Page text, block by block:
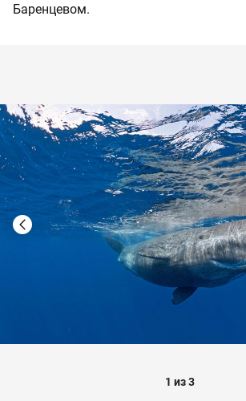
Баренцевом.
1 из 3